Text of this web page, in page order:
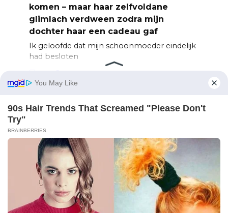
komen – maar haar zelfvoldane
glimlach verdween zodra mijn
dochter haar een cadeau gaf
Ik geloofde dat mijn schoonmoeder eindelijk
had besloten